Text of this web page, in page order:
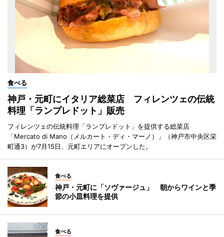
食べる
神戸・元町にイタリア総菜店 フィレンツェの伝統
料理「ランプレドット」販売
フィレンツェの伝統料理「ランプレドット」を提供する総菜店
「Mercato di Mano（メルカート・ディ・マーノ）」（神戸市中央区栄
町通3）が7月15日、元町エリアにオープンした。
食べる
神戸・元町に「ソヴァージュ」 朝からワインと季
節の小皿料理を提供
食べる